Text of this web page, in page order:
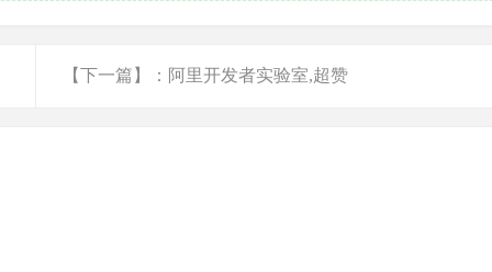
【下一篇】：阿里开发者实验室,超赞